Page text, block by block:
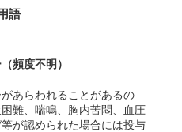
語
頻度不明）
あらわれることがあるの
難、喘鳴、胸内苦悶、血圧
が認められた場合には投与